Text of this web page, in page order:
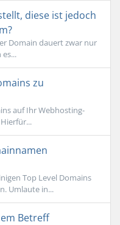
diese ist jedoch
Domain dauert zwar nur
zu
auf Ihr Webhosting-
Top Level Domains
Umlaute in...
Betreff